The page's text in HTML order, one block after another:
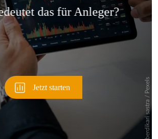
Überspringen